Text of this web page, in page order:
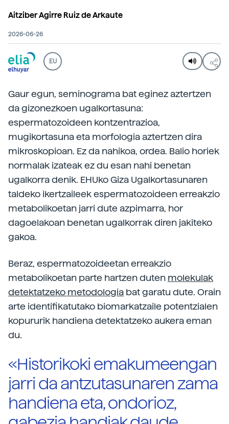
Aitziber Agirre Ruiz de Arkaute
2026-06-26
EU
Gaur egun, seminograma bat eginez aztertzen
da gizonezkoen ugalkortasuna:
espermatozoideen kontzentrazioa,
mugikortasuna eta morfologia aztertzen dira
mikroskopioan. Ez da nahikoa, ordea. Balio horiek
normalak izateak ez du esan nahi benetan
ugalkorra denik. EHUko Giza Ugalkortasunaren
taldeko ikertzaileek espermatozoideen erreakzio
metabolikoetan jarri dute azpimarra, hor
dagoelakoan benetan ugalkorrak diren jakiteko
gakoa.
Beraz, espermatozoideetan erreakzio
metabolikoetan parte hartzen duten molekulak
detektatzeko metodologia bat garatu dute. Orain
arte identifikatutako biomarkatzaile potentzialen
kopururik handiena detektatzeko aukera eman
du.
«Historikoki emakumeengan
jarri da antzutasunaren zama
handiena eta, ondorioz,